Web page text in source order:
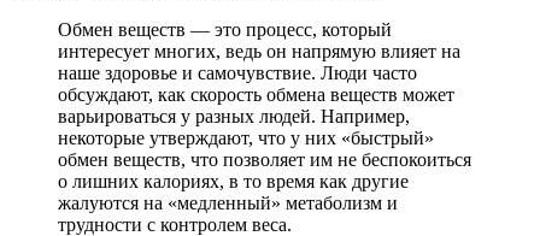
Обмен веществ — это процесс, который
интересует многих, ведь он напрямую влияет на
наше здоровье и самочувствие. Люди часто
обсуждают, как скорость обмена веществ может
варьироваться у разных людей. Например,
некоторые утверждают, что у них «быстрый»
обмен веществ, что позволяет им не беспокоиться
о лишних калориях, в то время как другие
жалуются на «медленный» метаболизм и
трудности с контролем веса.